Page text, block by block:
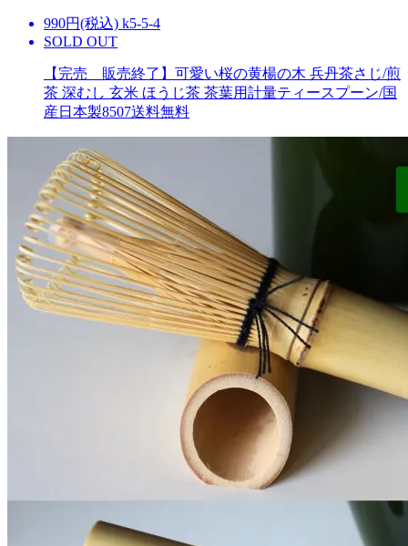
990円(税込) k5-5-4
SOLD OUT
【完売 販売終了】可愛い桜の黄楊の木 兵丹茶さじ/煎
茶 深むし 玄米 ほうじ茶 茶葉用計量ティースプーン/国
産日本製8507送料無料